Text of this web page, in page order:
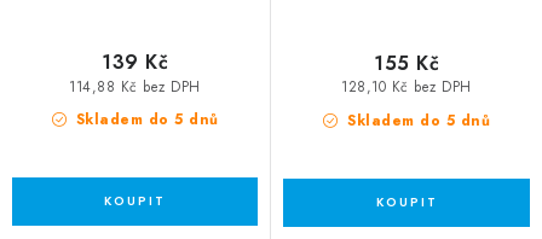
Skladem do 5 dnů
114,88 Kč bez DPH
139 Kč
Skladem do 5 dnů
128,10 Kč bez DPH
155 Kč